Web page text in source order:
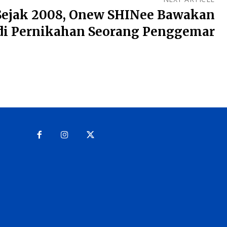
2008, Onew SHINee Bawakan
Pernikahan Seorang Penggemar